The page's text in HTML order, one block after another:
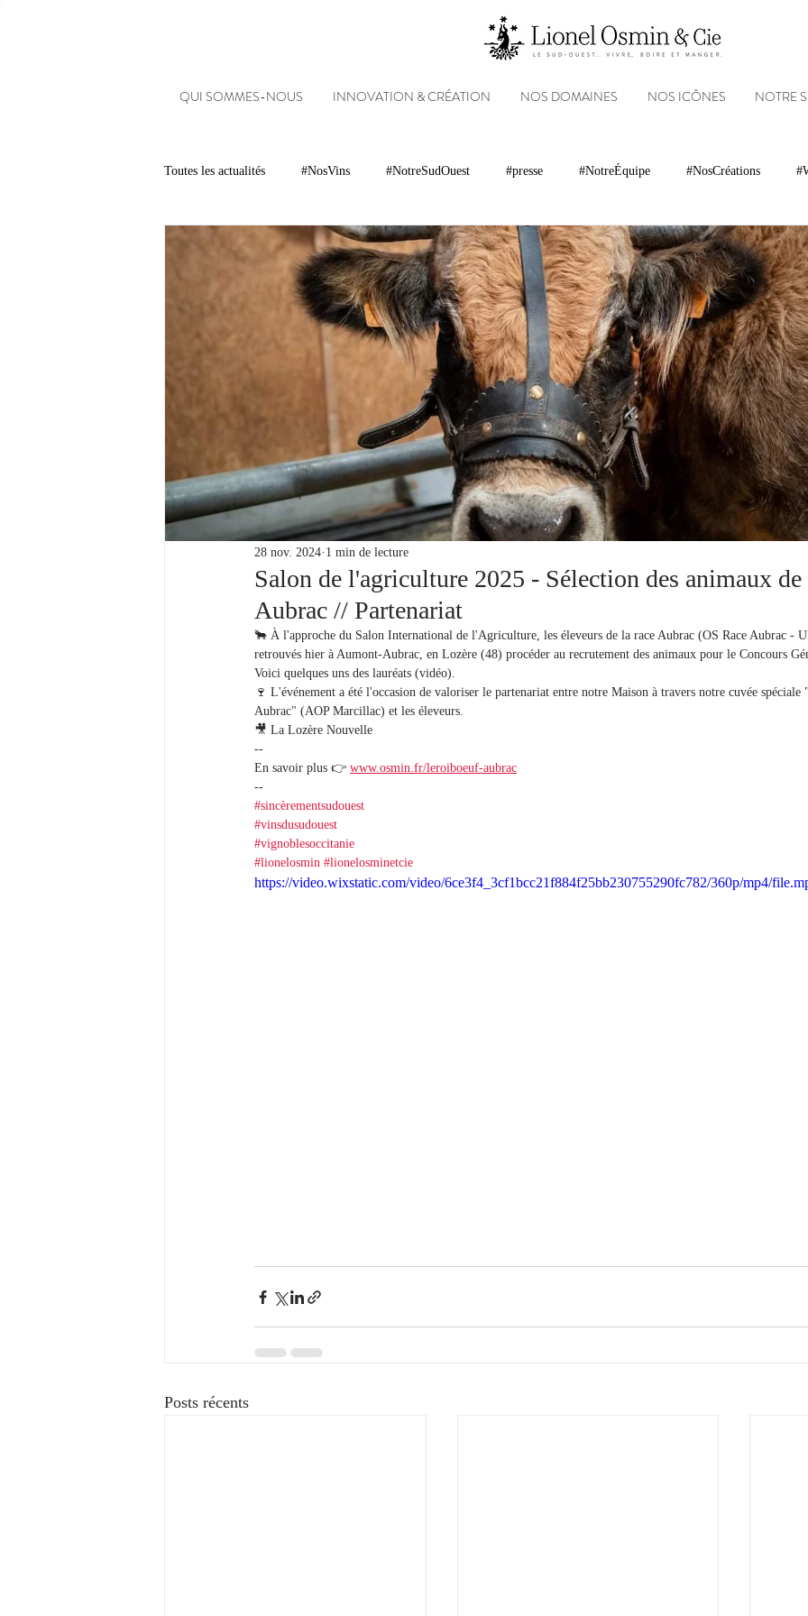
QUI SOMMES-NOUS INNOVATION & CRÉATION NOS DOMAINES NOS ICÔNES NOTRE
Toutes les actualités #NosVins #NotreSudOuest #presse #NotreÉquipe #NosCréations
Chambre d’Amour Vins Armagnacs Gastronomie Paysages Photos Partenariats
Evénements Réseaux sociaux Patrimoine Appellations Récompenses
Salon de l'agriculture 2025 - Sélection des animaux de
Aubrac // Partenariat
28 nov. 2024 1 min de lecture
🐂 À l'approche du Salon International de l'Agriculture, les éleveurs de la race Aubrac (OS Race Aubrac -
retrouvés hier à Aumont-Aubrac, en Lozère (48) procéder au recrutement des animaux pour le Concours
Voici quelques uns des lauréats (vidéo).
🍷 L'événement a été l'occasion de valoriser le partenariat entre notre Maison à travers notre cuvée
Aubrac" (AOP Marcillac) et les éleveurs.
🎥 La Lozère Nouvelle
--
En savoir plus 👉 www.osmin.fr/leroiboeuf-aubrac
--
#sincèrementsudouest
#vinsdusudouest
#vignoblesoccitanie
#lionelosmin #lionelosminetcie
https://video.wixstatic.com/video/6ce3f4_3cf1bcc21f884f25bb230755290fc782/360p/mp4/
Posts récents